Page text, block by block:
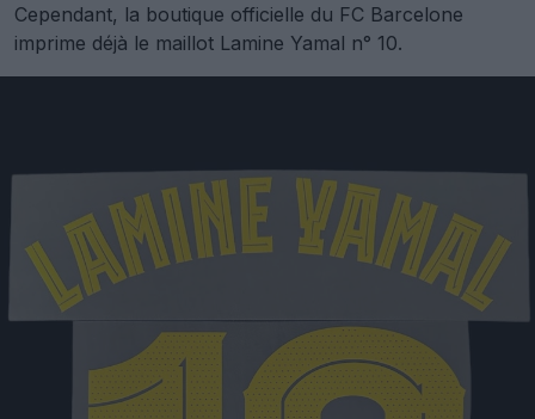
Cependant, la boutique officielle du FC Barcelone
imprime déjà le maillot Lamine Yamal n° 10.